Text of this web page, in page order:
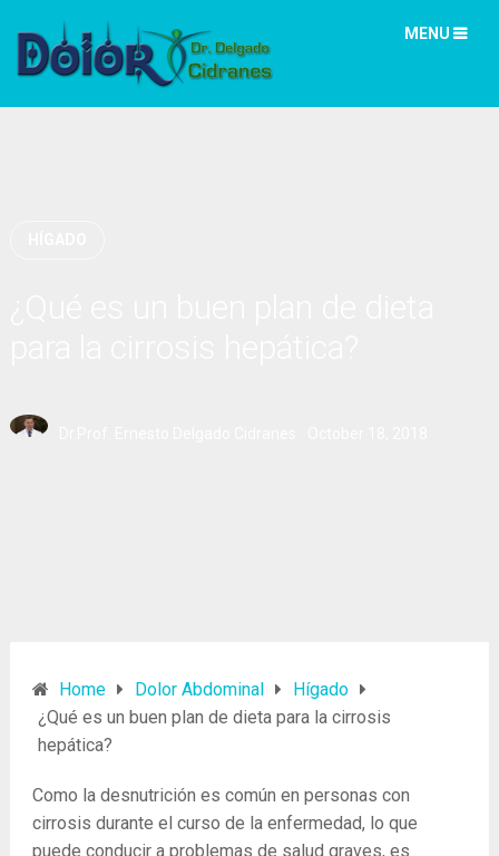
MENU
Home Dolor Abdominal
Hígado
¿Qué es un buen plan de dieta para la cirrosis
hepática?
Como la desnutrición es común en personas con
cirrosis durante el curso de la enfermedad, lo que
puede conducir a problemas de salud graves, es